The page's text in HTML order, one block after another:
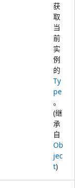
获
取
当
前
实
例
的
Ty
pe
。
(继
承
自
Ob
jec
t)